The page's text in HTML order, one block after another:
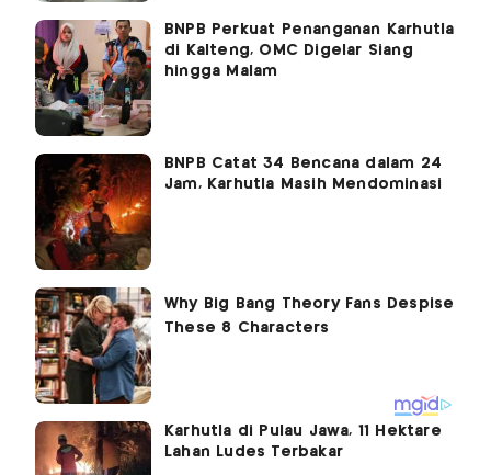
BNPB Perkuat Penanganan Karhutla
di Kalteng, OMC Digelar Siang
hingga Malam
BNPB Catat 34 Bencana dalam 24
Jam, Karhutla Masih Mendominasi
Karhutla di Pulau Jawa, 11 Hektare
Lahan Ludes Terbakar